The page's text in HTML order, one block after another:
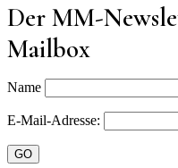
Der MM-
Mailbox
Name
E-Mail-Adresse: